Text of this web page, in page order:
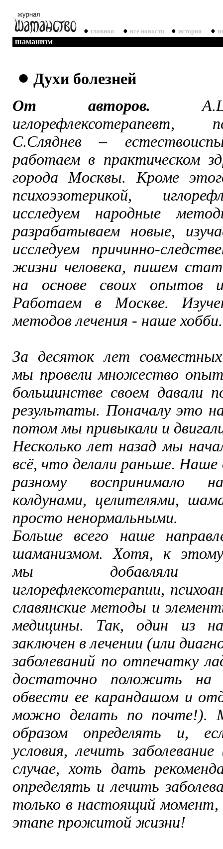
● главная ● все новости ● история ●
шаманизм
● Духи болезней
От авторов.
иглорефлексотерапевт,
С.Сляднев –
работаем в практическом
города Москвы. Кроме
психоэзотерикой,
исследуем народные
разрабатываем новые,
исследуем причинно-
жизни человека, пишем
на основе своих опытов
Работаем в Москве.
методов лечения - наше хобби.
За десяток лет совместных
мы провели множество
большинстве своем давали
результаты. Поначалу это
потом мы привыкали и
Несколько лет назад мы
всё, что делали раньше.
разному воспринимало
колдунами, целителями,
просто ненормальными.
Больше всего наше
шаманизмом. Хотя, к
мы добавляли
иглорефлексотерапии,
славянские методы и
медицины. Так, один из
заключен в лечении (или
заболеваний по отпечатку
достаточно положить на
обвести ее карандашом и
можно делать по почте!).
образом определять и,
условия, лечить
случае, хоть дать
определять и лечить
только в настоящий
этапе прожитой жизни!